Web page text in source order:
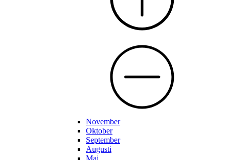
November
Oktober
September
Augusti
Maj